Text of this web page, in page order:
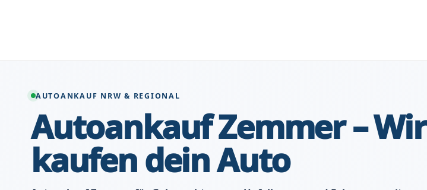
AUTOANKAUF NRW & REGIONAL
Autoankauf Zemmer – Wir
kaufen dein Auto